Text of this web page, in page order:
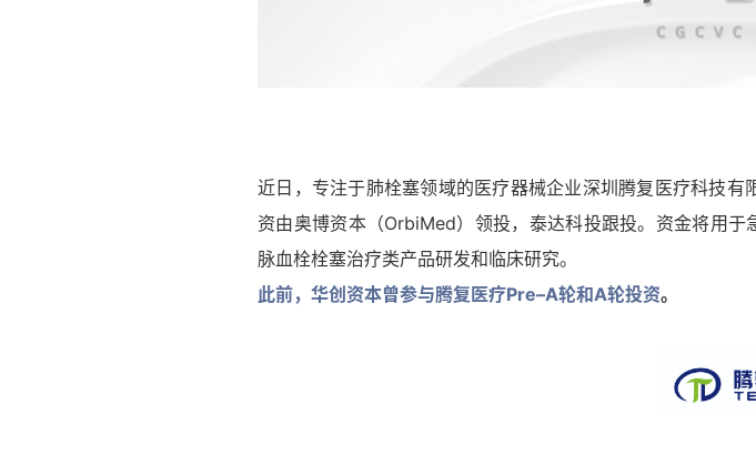
近日，专注于肺栓塞领域的医疗器械企业深圳腾复医疗科技
资由奥博资本（OrbiMed）领投，泰达科投跟投。资金将用
脉血栓栓塞治疗类产品研发和临床研究。
此前，华创资本曾参与腾复医疗Pre–A轮和A轮投资。